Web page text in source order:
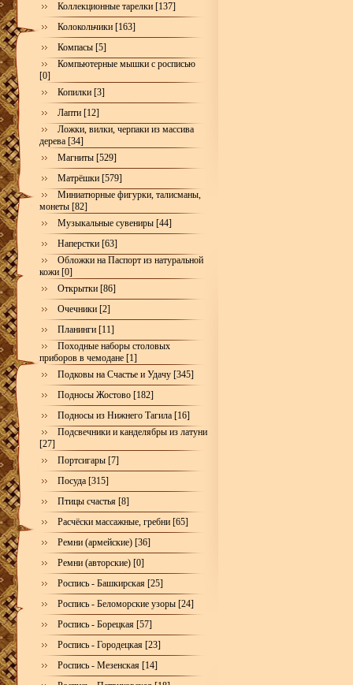
Коллекционные тарелки [137]
Колокольчики [163]
Компасы [5]
Компьютерные мышки с росписью
[0]
Копилки [3]
Лапти [12]
Ложки, вилки, черпаки из массива
дерева [34]
Магниты [529]
Матрёшки [579]
Миниатюрные фигурки, талисманы,
монеты [82]
Музыкальные сувениры [44]
Наперстки [63]
Обложки на Паспорт из натуральной
кожи [0]
Открытки [86]
Очечники [2]
Планинги [11]
Походные наборы столовых
приборов в чемодане [1]
Подковы на Счастье и Удачу [345]
Подносы Жостово [182]
Подносы из Нижнего Тагила [16]
Подсвечники и канделябры из латуни
[27]
Портсигары [7]
Посуда [315]
Птицы счастья [8]
Расчёски массажные, гребни [65]
Ремни (армейские) [36]
Ремни (авторские) [0]
Роспись - Башкирская [25]
Роспись - Беломорские узоры [24]
Роспись - Борецкая [57]
Роспись - Городецкая [23]
Роспись - Мезенская [14]